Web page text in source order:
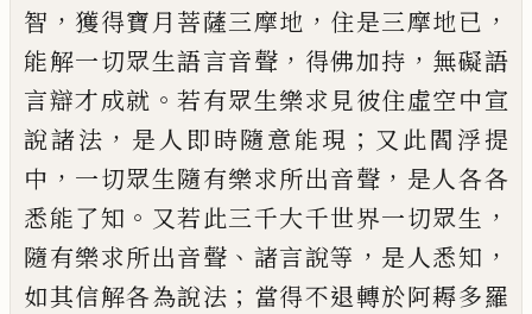
智 ， 獲得寶月菩薩三摩地 ， 住是三摩地已 ，
能解一切眾生語言音聲 ， 得佛加持 ， 無礙語
言辯才成就 。若有眾生樂求見彼住虛空中宣
說諸法 ， 是人即時隨意能現 ； 又此閻浮提
中 ， 一切眾生隨有樂求所出音聲 ， 是人各各
悉能了知 。 又若此三千大千世界一切眾生 ，
隨有樂求所出音聲 、 諸言說等 ， 是人悉知 ，
如其信解各為說法 ； 當得不退轉於阿耨多羅